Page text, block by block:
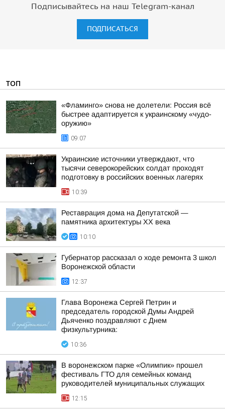
Подписывайтесь на наш Telegram-канал
ПОДПИСАТЬСЯ
ТОП
«Фламинго» снова не долетели: Россия всё
быстрее адаптируется к украинскому «чудо-
оружию»
09:07
Украинские источники утверждают, что
тысячи северокорейских солдат проходят
подготовку в российских военных лагерях
10:39
Реставрация дома на Депутатской —
памятника архитектуры ХХ века
10:10
Губернатор рассказал о ходе ремонта 3 школ
Воронежской области
12:37
Глава Воронежа Сергей Петрин и
председатель городской Думы Андрей
Дьяченко поздравляют с Днем
физкультурника:
10:36
В воронежском парке «Олимпик» прошел
фестиваль ГТО для семейных команд
руководителей муниципальных служащих
12:15